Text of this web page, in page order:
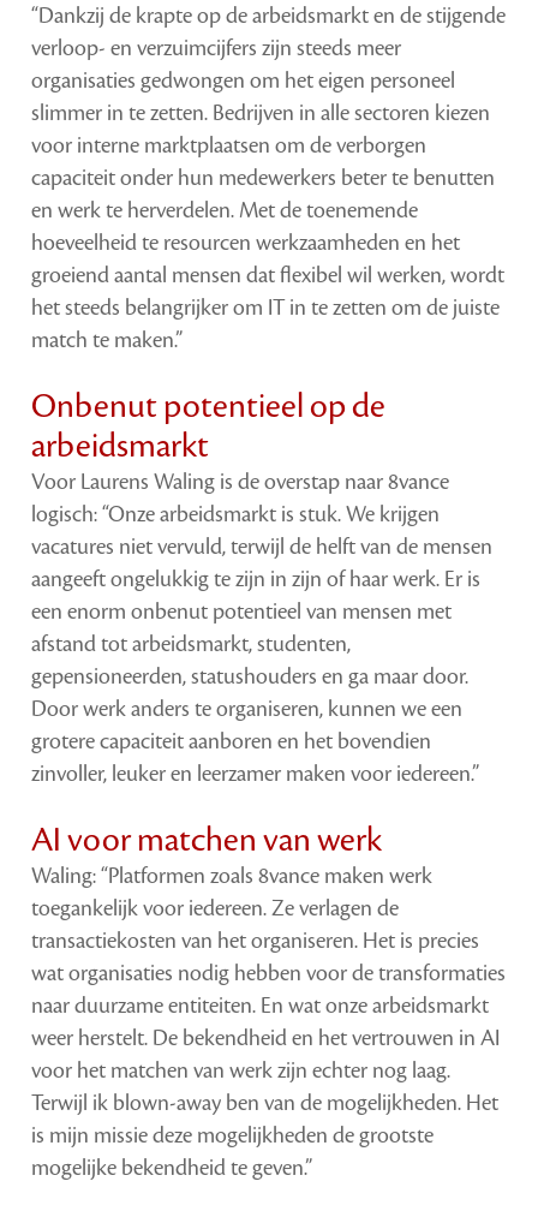
“Dankzij de krapte op de arbeidsmarkt en de stijgende
verloop- en verzuimcijfers zijn steeds meer
organisaties gedwongen om het eigen personeel
slimmer in te zetten. Bedrijven in alle sectoren kiezen
voor interne marktplaatsen om de verborgen
capaciteit onder hun medewerkers beter te benutten
en werk te herverdelen. Met de toenemende
hoeveelheid te resourcen werkzaamheden en het
groeiend aantal mensen dat flexibel wil werken, wordt
het steeds belangrijker om IT in te zetten om de juiste
match te maken.”
Onbenut potentieel op de
arbeidsmarkt
Voor Laurens Waling is de overstap naar 8vance
logisch: “Onze arbeidsmarkt is stuk. We krijgen
vacatures niet vervuld, terwijl de helft van de mensen
aangeeft ongelukkig te zijn in zijn of haar werk. Er is
een enorm onbenut potentieel van mensen met
afstand tot arbeidsmarkt, studenten,
gepensioneerden, statushouders en ga maar door.
Door werk anders te organiseren, kunnen we een
grotere capaciteit aanboren en het bovendien
zinvoller, leuker en leerzamer maken voor iedereen.”
AI voor matchen van werk
Waling: “Platformen zoals 8vance maken werk
toegankelijk voor iedereen. Ze verlagen de
transactiekosten van het organiseren. Het is precies
wat organisaties nodig hebben voor de transformaties
naar duurzame entiteiten. En wat onze arbeidsmarkt
weer herstelt. De bekendheid en het vertrouwen in AI
voor het matchen van werk zijn echter nog laag.
Terwijl ik blown-away ben van de mogelijkheden. Het
is mijn missie deze mogelijkheden de grootste
mogelijke bekendheid te geven.”